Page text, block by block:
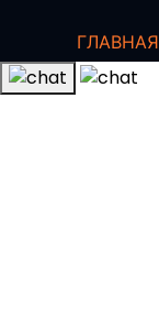
ГЛАВНАЯ